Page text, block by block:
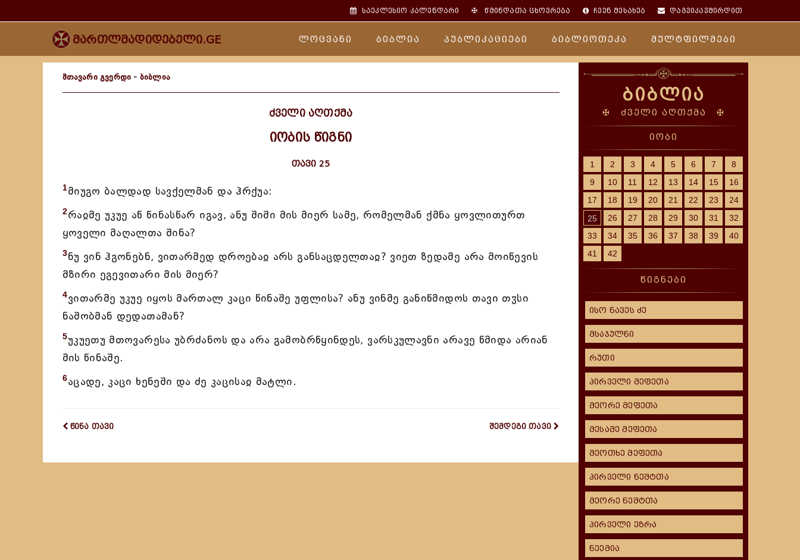
საეკლესიო კალენდარი ✠წმინდათა ცხოვრება ჩვენ შესახებ დაგვიკავშირდით
მართლმადიდებელი.GE ლოცვანი ბიბლია პუბლიკაციები ბიბლიოთეკა მულტფილმები
მთავარი გვერდი - ბიბლია
ძველი აღთქმა
იობის წიგნი
თავი 25
1მიუგო ბალდად სავქელმან და ჰრქუა:
2რაჲმე უკუე აწ წინასწარ იგავ, ანუ შიში მის მიერ სამე, რომელმან ქმნა ყოვლითურთ
ყოველი მაღალთა შინა?
3ნუ ვინ ჰგონებნ, ვითარმედ დროებაჲ არს განსაცდელთაჲ? ვიეთ ზედამე არა მოიწევის
მზირი ეგევითარი მის მიერ?
4ვითარმე უკუე იყოს მართალ კაცი წინაშე უფლისა? ანუ ვინმე განიწმიდოს თავი თჳსი
ნაშობმან დედათამან?
5უკუეთუ მთოვარესა უბრძანოს და არა გამობრწყინდეს, ვარსკულავნი არავე წმიდა არიან
მის წინაშე.
6აცადე, კაცი ხენეში და ძე კაცისაჲ მატლი.
წინა თავი შემდეგი თავი
ბიბლია
✠ ძველი აღთქმა ✠
იობი
1 2 3 4 5 6 7
8
9
10 11 12 13 14 15
16
17
18 19 20 21 22 23
24
25
26 27 28 29 30 31
32
33
34 35 36 37 38 39
40
41
42
წიგნები
ისო ნავეს ძე
მსაჯულნი
რუთი
პირველი მეფეთა
მეორე მეფეთა
მესამე მეფეთა
მეოთხე მეფეთა
პირველი ნეშტთა
მეორე ნეშტთა
პირველი ეზრა
ნეემია